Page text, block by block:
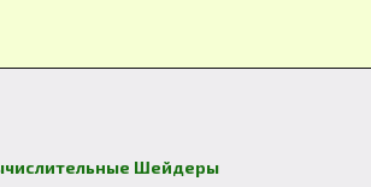
Шейдеры